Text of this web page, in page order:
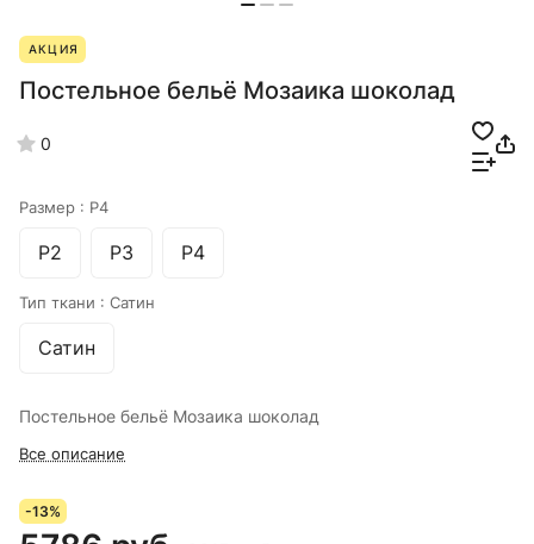
АКЦИЯ
Постельное бельё Мозаика шоколад
0
Размер : Р4
Р2 Р3 Р4
Тип ткани : Сатин
Сатин
Постельное бельё Мозаика шоколад
Все описание
-13%